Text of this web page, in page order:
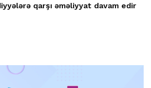
qarşı əməliyyat davam edir